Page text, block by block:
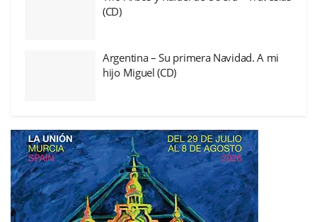
(CD)
Argentina – Su primera Navidad. A mi
hijo Miguel (CD)